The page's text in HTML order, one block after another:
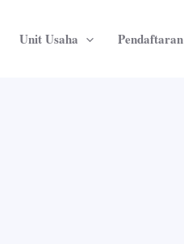
Unit Usaha Pendaftaran